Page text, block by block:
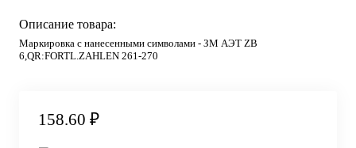
Описание товара:
Маркировка с нанесенными символами - ЗМ АЭТ ZB
6,QR:FORTL.ZAHLEN 261-270
158.60 ₽